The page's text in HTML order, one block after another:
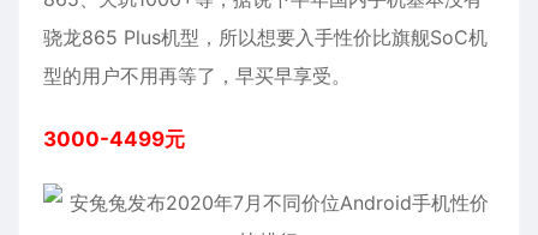
骁龙865 Plus机型，所以想要入手性价比旗舰SoC机
型的用户不用再等了，早买早享受。
3000-4499元